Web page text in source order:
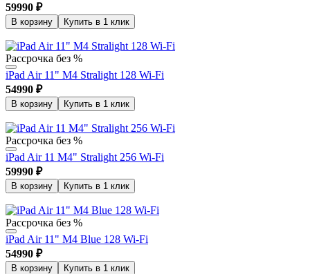
59990 ₽
В корзину Купить в 1 клик
Рассрочка без %
iPad Air 11" M4 Stralight 128 Wi-Fi
54990 ₽
В корзину Купить в 1 клик
Рассрочка без %
iPad Air 11 M4" Stralight 256 Wi-Fi
59990 ₽
В корзину Купить в 1 клик
Рассрочка без %
iPad Air 11" M4 Blue 128 Wi-Fi
54990 ₽
В корзину Купить в 1 клик